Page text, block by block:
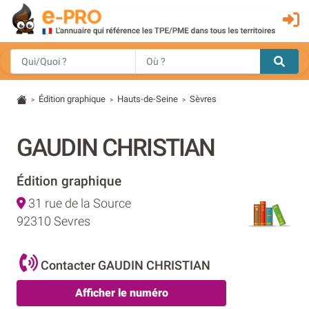
> Édition graphique > Hauts-de-Seine > Sèvres
GAUDIN CHRISTIAN
Édition graphique
31 rue de la Source
92310 Sevres
Contacter GAUDIN CHRISTIAN
Afficher le numéro